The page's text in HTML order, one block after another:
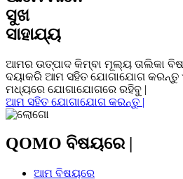
ସୁଖ
ସାହାଯ୍ୟ
ଆମର ଉତ୍ପାଦ କିମ୍ବା ମୂଲ୍ୟ ତାଲିକା
ଦୟାକରି ଆମ ସହିତ ଯୋଗାଯୋଗ କରନ୍ତୁ
ମଧ୍ୟରେ ଯୋଗାଯୋଗରେ ରହିବୁ |
ଆମ ସହିତ ଯୋଗାଯୋଗ କରନ୍ତୁ |
QOMO ବିଷୟରେ |
ଆମ ବିଷୟରେ